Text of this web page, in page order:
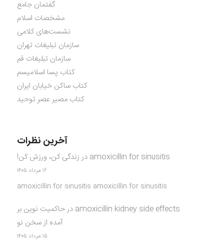
گفتمان جامع
مشخصات اسلام
نشست‌های کلامی
سازمان تبلیغات تهران
سازمان تبلیغات قم
کتاب پسا اسلامیسم
کتاب ساکن خیابان ایران
کتاب مصیر عصر توحید
آخرین نظرات
amoxicillin for sinusitis درزندگی کن، ورزش کن!
۱۶ مرداد ۱۴۰۵
amoxicillin for sinusitis amoxicillin for sinusitis
amoxicillin kidney side effects درحاکمیت نوین بر
آمده از سخن نو
۱۵ مرداد ۱۴۰۵